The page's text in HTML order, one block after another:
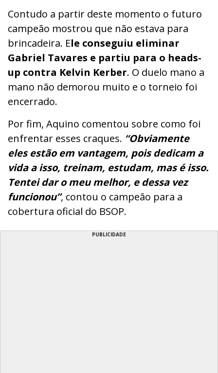
Contudo a partir deste momento o futuro
campeão mostrou que não estava para
brincadeira. Ele conseguiu eliminar
Gabriel Tavares e partiu para o heads-
up contra Kelvin Kerber. O duelo mano a
mano não demorou muito e o torneio foi
encerrado.
Por fim, Aquino comentou sobre como foi
enfrentar esses craques. “Obviamente
eles estão em vantagem, pois dedicam a
vida a isso, treinam, estudam, mas é isso.
Tentei dar o meu melhor, e dessa vez
funcionou”, contou o campeão para a
cobertura oficial do BSOP.
PUBLICIDADE